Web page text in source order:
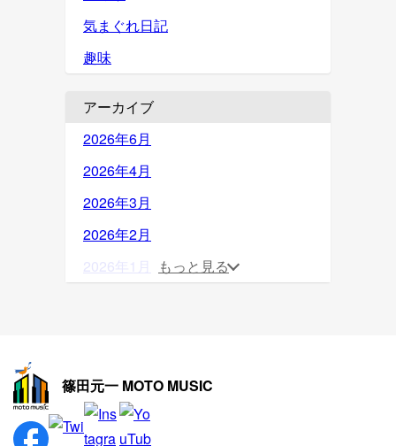
気まぐれ日記
趣味
アーカイブ
2026年6月
2026年4月
2026年3月
2026年2月
2026年1月
2025年9月
2025年8月
もっと見る
篠田元一 MOTO MUSIC